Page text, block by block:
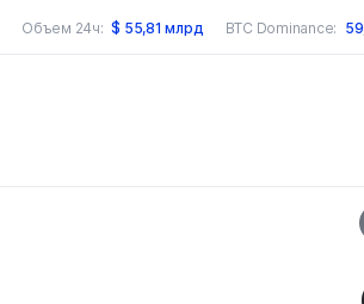
Объем 24ч: $ 55,81 млрд BTC Dominance: